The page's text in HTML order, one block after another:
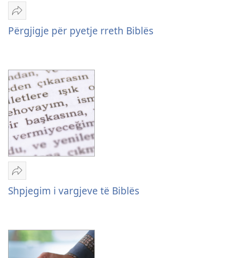
Dërgo
Përgjigje
për
Biblës
Përgjigje për pyetje rreth Biblës
Dërgo
Shpjegim
Biblës
Shpjegim i vargjeve të Biblës